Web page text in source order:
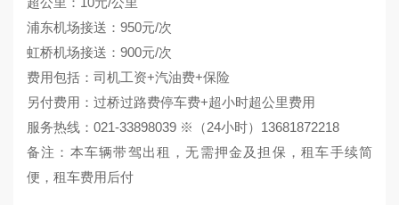
浦东机场接送：950元/次
虹桥机场接送：900元/次
费用包括：司机工资+汽油费+保险
另付费用：过桥过路费停车费+超小时超公里费用
服务热线：021-33898039 ※（24小时）13681872218
备注：本车辆带驾出租，无需押金及担保，租车手续简
便，租车费用后付